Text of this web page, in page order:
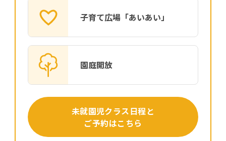
子育て広場「あいあい」
園庭開放
未就園児クラス日程と
ご予約はこちら